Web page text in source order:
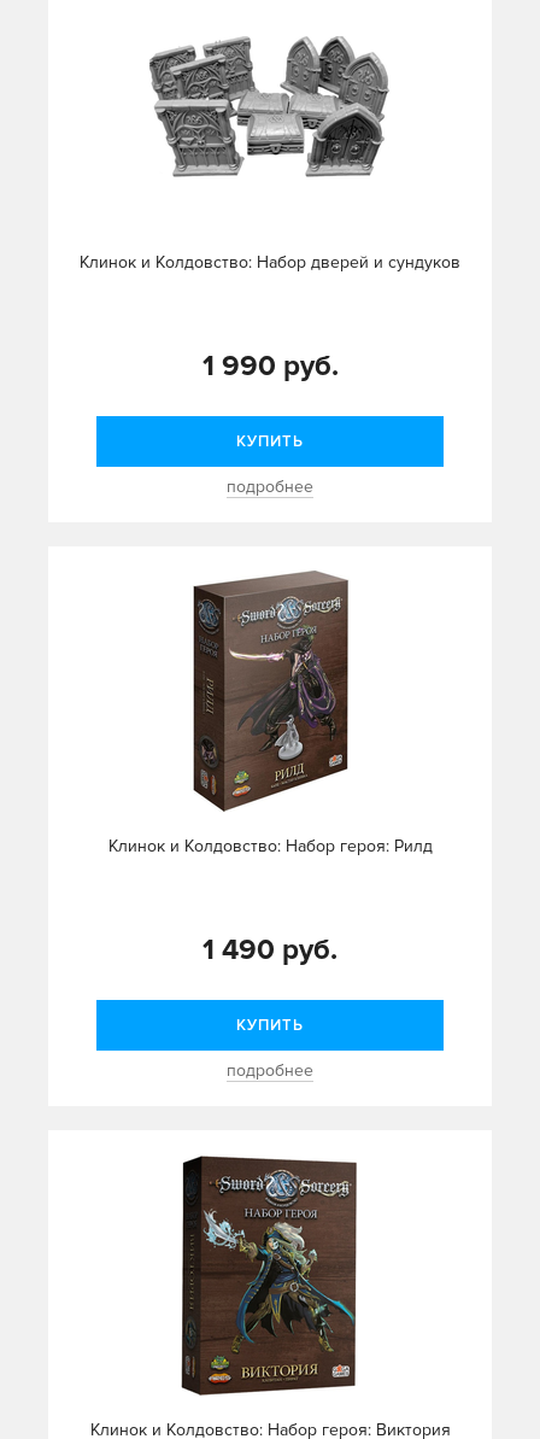
Клинок и Колдовство: Набор дверей и сундуков
1 990 руб.
КУПИТЬ
подробнее
Клинок и Колдовство: Набор героя: Рилд
1 490 руб.
КУПИТЬ
подробнее
Клинок и Колдовство: Набор героя: Виктория